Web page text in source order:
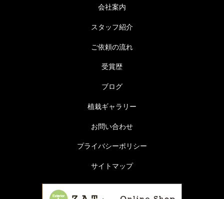
会社案内
スタッフ紹介
ご依頼の流れ
受賞歴
ブログ
植栽ギャラリー
お問い合わせ
プライバシーポリシー
サイトマップ